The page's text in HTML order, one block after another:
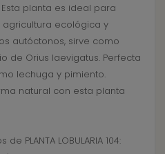
planta es ideal para
ecológica y
autóctonos, sirve como
de Orius laevigatus. Perfecta
lechuga y pimiento.
natural con esta planta
PLANTA LOBULARIA 104: